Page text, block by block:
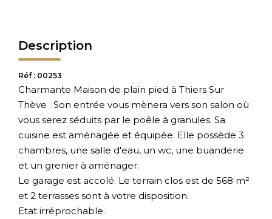
Description
Réf : 00253
Charmante Maison de plain pied à Thiers Sur
Thève . Son entrée vous mènera vers son salon où
vous serez séduits par le poêle à granules. Sa
cuisine est aménagée et équipée. Elle possède 3
chambres, une salle d'eau, un wc, une buanderie
et un grenier à aménager.
Le garage est accolé. Le terrain clos est de 568 m²
et 2 terrasses sont à votre disposition.
Etat irréprochable.